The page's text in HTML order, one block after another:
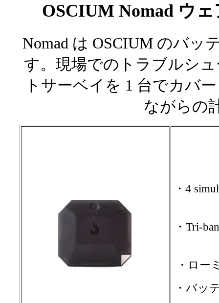
OSCIUM Nomad ウ
Nomad は OSCIUM のバッ
す。現場でのトラブルシ
トサーベイを 1 台でカバ
ながらの
・4
・Tri-
・ロー
・バッ